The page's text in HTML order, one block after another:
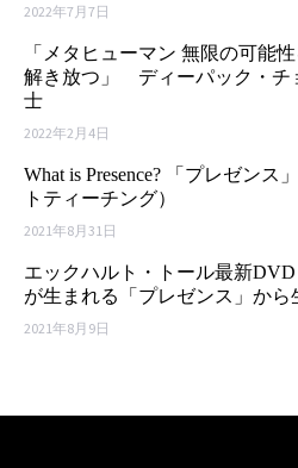
2022年7月7日
「メタヒューマン 無限の可能性
解き放つ」 ディーパック・チ
士
2022年2月4日
What is Presence? 「プレゼン
トティーチング）
2021年8月31日
エックハルト・トール最新DVD
が生まれる「プレゼンス」から
2021年8月9日